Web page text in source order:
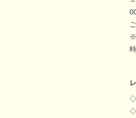
※
◇
◇